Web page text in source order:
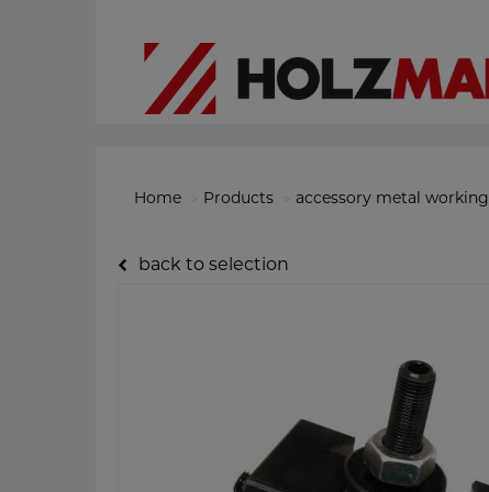
Home Products accessory metal working
back to selection